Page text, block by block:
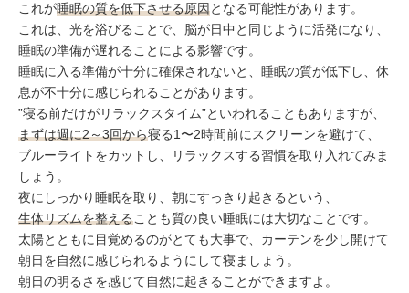
これが睡眠の質を低下させる原因となる可能性があります。
これは、光を浴びることで、脳が日中と同じように活発になり、
睡眠の準備が遅れることによる影響です。
睡眠に入る準備が十分に確保されないと、睡眠の質が低下し、休
息が不十分に感じられることがあります。
”寝る前だけがリラックスタイム”といわれることもありますが、
まずは週に2～3回から寝る1〜2時間前にスクリーンを避けて、
ブルーライトをカットし、リラックスする習慣を取り入れてみま
しょう。
夜にしっかり睡眠を取り、朝にすっきり起きるという、
生体リズムを整えることも質の良い睡眠には大切なことです。
太陽とともに目覚めるのがとても大事で、カーテンを少し開けて
朝日を自然に感じられるようにして寝ましょう。
朝日の明るさを感じて自然に起きることができますよ。